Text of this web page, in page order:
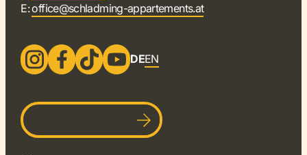
E:office@schladming-appartements.at
DEEN